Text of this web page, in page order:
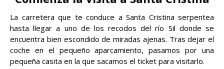
La carretera que te conduce a Santa Cristina serpentea
hasta llegar a uno de los recodos del río Sil donde se
encuentra bien escondido de miradas ajenas. Tras dejar el
coche en el pequeño aparcamiento, pasamos por una
pequeña casita en la que sacamos el ticket para visitarlo.